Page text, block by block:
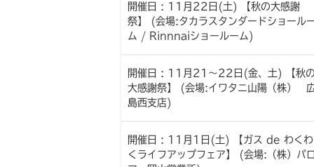
開催日 : 11月22日(土) 【秋の大感謝
祭】 (会場:タカラスタンダードショール
ム / Rinnnaiショールーム)
開催日 : 11月21～22日(金、土) 【秋の
大感謝祭】 (会場:イワタニ山陽（株）
島西支店)
開催日 : 11月1日(土) 【ガス de わくわ
くライフアップフェア】 (会場:（株）パロ